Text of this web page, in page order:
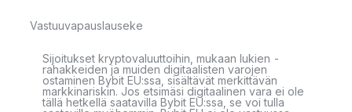
Vastuuvapauslauseke
Sijoitukset kryptovaluuttoihin, mukaan lukien -
rahakkeiden ja muiden digitaalisten varojen
ostaminen Bybit EU:ssa, sisältävät merkittävän
markkinariskin. Jos etsimäsi digitaalinen vara ei ole
tällä hetkellä saatavilla Bybit EU:ssa, se voi tulla